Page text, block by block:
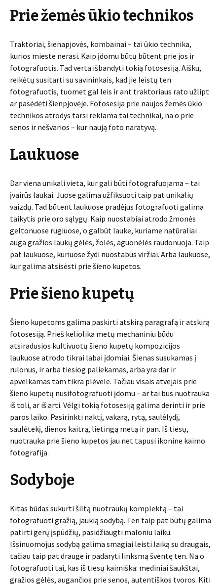
Prie žemės ūkio technikos
Traktoriai, šienapjovės, kombainai – tai ūkio technika,
kurios mieste nerasi. Kaip įdomu būtų būtent prie jos ir
fotografuotis. Tad verta išbandyti tokią fotosesiją. Aišku,
reikėtų susitarti su savininkais, kad jie leistų ten
fotografuotis, tuomet gal leis ir ant traktoriaus rato užlipt
ar pasėdėti šienpjovėje. Fotosesija prie naujos žemės ūkio
technikos atrodys tarsi reklama tai technikai, na o prie
senos ir nešvarios – kur naują foto naratyvą.
Laukuose
Dar viena unikali vieta, kur gali būti fotografuojama – tai
įvairūs laukai. Juose galima užfiksuoti taip pat unikalių
vaizdų. Tad būtent laukuose pradėjus fotografuoti galima
taikytis prie oro sąlygų. Kaip nuostabiai atrodo žmonės
geltonuose rugiuose, o galbūt lauke, kuriame natūraliai
auga gražios laukų gėlės, žolės, aguonėlės raudonuoja. Taip
pat laukuose, kuriuose žydi nuostabūs viržiai. Arba laukuose,
kur galima atsisėsti prie šieno kupetos.
Prie šieno kupetų
Šieno kupetoms galima paskirti atskirą paragrafą ir atskirą
fotosesiją. Prieš keliolika metų mechaniniu būdu
atsiradusios kultivuotų šieno kupetų kompozicijos
laukuose atrodo tikrai labai įdomiai. Šienas susukamas į
rulonus, ir arba tiesiog paliekamas, arba yra dar ir
apvelkamas tam tikra plėvele. Tačiau visais atvejais prie
šieno kupetų nusifotografuoti įdomu – ar tai bus nuotrauka
iš toli, ar iš arti. Vėlgi tokią fotosesiją galima derinti ir prie
paros laiko. Pasirinkti naktį, vakarą, rytą, saulėlydį,
saulėtekį, dienos kaitrą, lietingą metą ir pan. Iš tiesų,
nuotrauka prie šieno kupetos jau net tapusi ikonine kaimo
fotografija.
Sodyboje
Kitas būdas sukurti šiltą nuotraukų komplektą – tai
fotografuoti gražią, jaukią sodybą. Ten taip pat būtų galima
patirti gerų įspūdžių, pasidžiaugti maloniu laiku.
Išsinuomojus sodybą galima smagiai leisti laiką su draugais,
tačiau taip pat drauge ir padaryti linksmą šventę ten. Na o
fotografuoti tai, kas iš tiesų kaimiška: mediniai šaukštai,
gražios gėlės, augančios prie senos, autentiškos tvoros. Kiti